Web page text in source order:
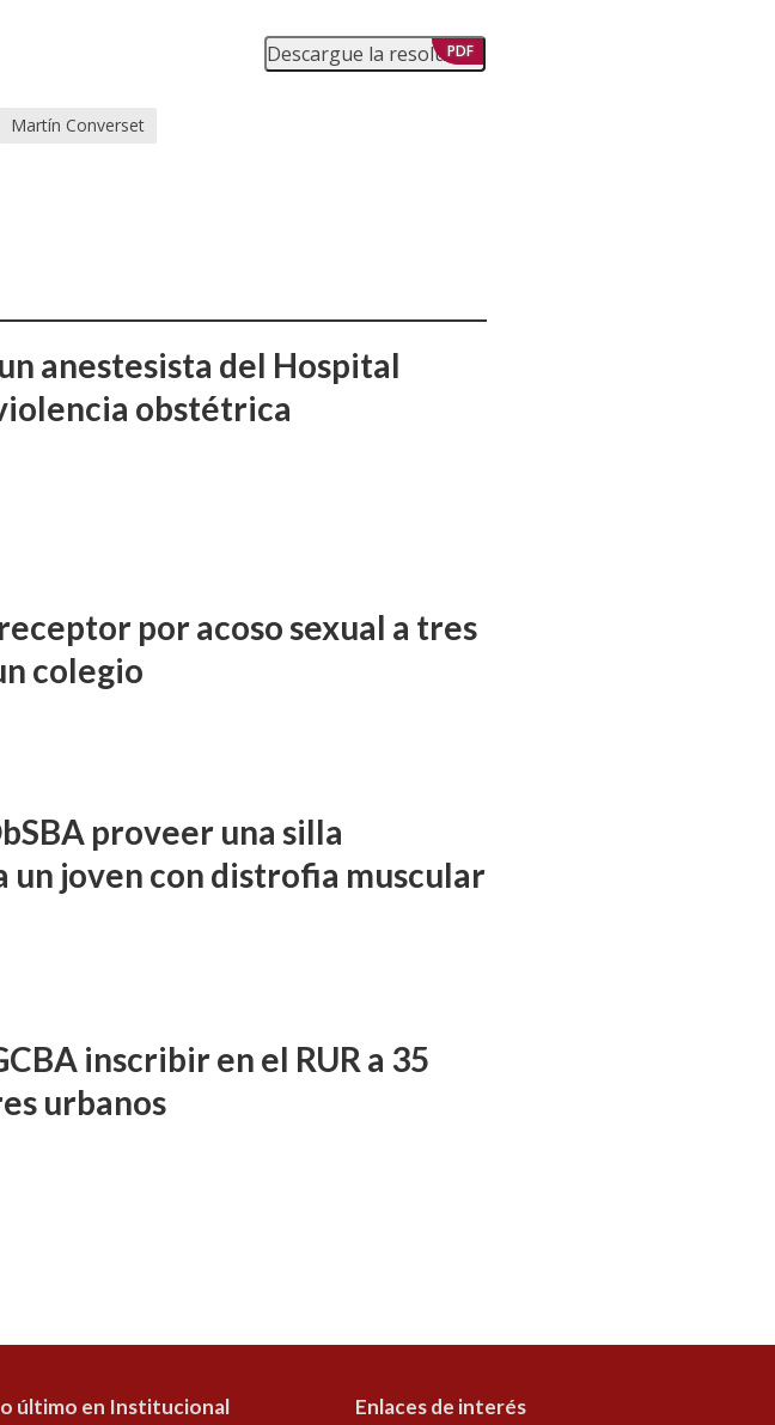
Descargue la resolución
PDF
Martín Converset
anestesista del Hospital
obstétrica
por acoso sexual a tres
colegio
proveer una silla
un joven con distrofia muscular
inscribir en el RUR a 35
urbanos
último en Institucional Enlaces de interés